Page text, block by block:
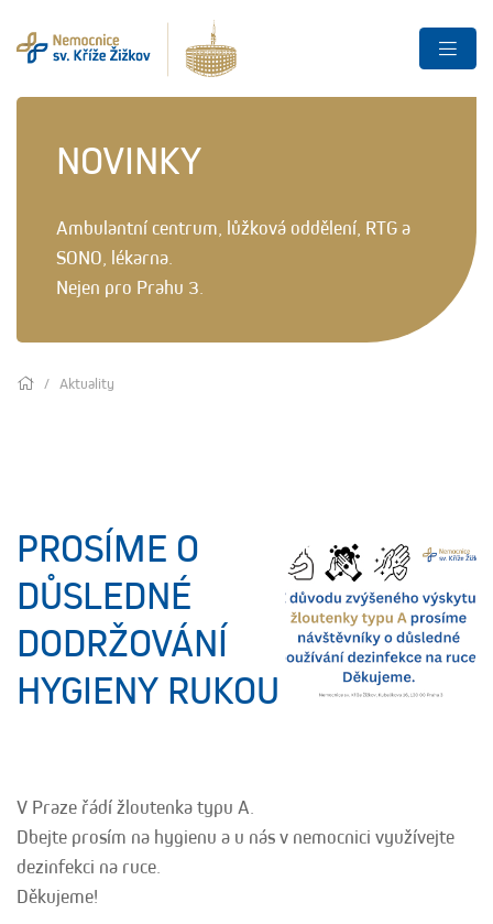
NOVINKY
Ambulantní centrum, lůžková oddělení, RTG a
SONO, lékarna.
Nejen pro Prahu 3.
Aktuality
PROSÍME O
DŮSLEDNÉ
DODRŽOVÁNÍ
HYGIENY RUKOU
V Praze řádí žloutenka typu A.
Dbejte prosím na hygienu a u nás v nemocnici využívejte
dezinfekci na ruce.
Děkujeme!